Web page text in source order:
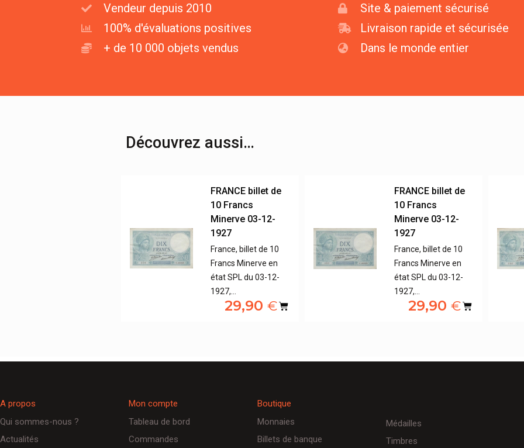
Vendeur depuis 2010
100% d'évaluations positives
+ de 10 000 objets vendus
Site & paiement sécurisé
Livraison rapide et sécurisée
Dans le monde entier
Découvrez aussi…
FRANCE billet de
10 Francs
Minerve 03-12-
1927
France, billet de 10
Francs Minerve en
état SPL du 03-12-
1927,…
29,90 €
FRANCE billet de
10 Francs
Minerve 03-12-
1927
France, billet de 10
Francs Minerve en
état SPL du 03-12-
1927,…
29,90 €
A propos
Qui sommes-nous ?
Actualités
Mon compte
Tableau de bord
Commandes
Boutique
Monnaies
Billets de banque
Médailles
Timbres